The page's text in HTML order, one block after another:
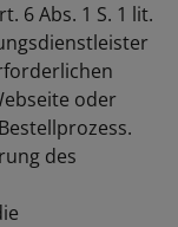
6 Abs. 1 S. 1 lit.
oder
des